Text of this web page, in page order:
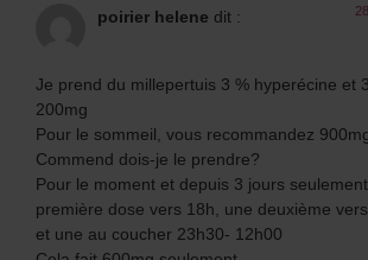
poirier helene dit :
Je prend du millepertuis 3 % hyperécine et
200mg
Pour le sommeil, vous recommandez
Commend dois-je le prendre?
Pour le moment et depuis 3 jours
première dose vers 18h, une deuxième
et une au coucher 23h30- 12h00